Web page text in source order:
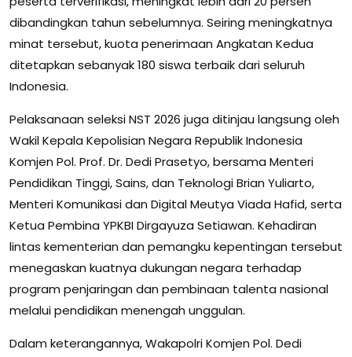
dibandingkan tahun sebelumnya. Seiring meningkatnya
minat tersebut, kuota penerimaan Angkatan Kedua
ditetapkan sebanyak 180 siswa terbaik dari seluruh
Indonesia.
Pelaksanaan seleksi NST 2026 juga ditinjau langsung oleh
Wakil Kepala Kepolisian Negara Republik Indonesia
Komjen Pol. Prof. Dr. Dedi Prasetyo, bersama Menteri
Pendidikan Tinggi, Sains, dan Teknologi Brian Yuliarto,
Menteri Komunikasi dan Digital Meutya Viada Hafid, serta
Ketua Pembina YPKBI Dirgayuza Setiawan. Kehadiran
lintas kementerian dan pemangku kepentingan tersebut
menegaskan kuatnya dukungan negara terhadap
program penjaringan dan pembinaan talenta nasional
melalui pendidikan menengah unggulan.
Dalam keterangannya, Wakapolri Komjen Pol. Dedi